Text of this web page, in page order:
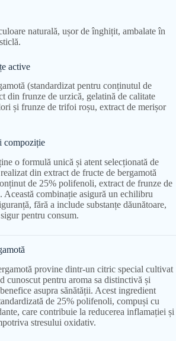
naturală, ușor de înghițit, ambalate în
active
(standardizat pentru conținutul de
din frunze de urzică, gelatină de calitate
și frunze de trifoi roșu, extract de merișor
compoziție
o formulă unică și atent selecționată de
din extract de fructe de bergamotă
de 25% polifenoli, extract de frunze de
Această combinație asigură un echilibru
fără a include substanțe dăunătoare,
pentru consum.
provine dintr-un citric special cultivat
pentru aroma sa distinctivă și
asupra sănătății. Acest ingredient
de 25% polifenoli, compuși cu
care contribuie la reducerea inflamației și
stresului oxidativ.